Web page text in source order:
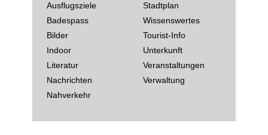
Ausflugsziele
Badespass
Bilder
Indoor
Literatur
Nachrichten
Nahverkehr
Stadtplan
Wissenswertes
Tourist-Info
Unterkunft
Veranstaltungen
Verwaltung